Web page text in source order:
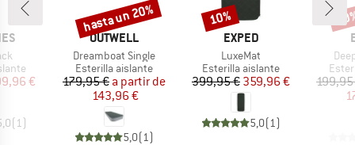
reducido
€
(1)
MARCA
OUTWELL
Artículo
Dreamboat Single
Product group
Esterilla aislante
Precio
179,95 € Precio reducido
a partir de
143,96 €
5,0(1)
Descuento
hasta un 20%
MARCA
EXPED
Artículo
LuxeMat
Product group
Esterilla aislante
Precio
399,95 €Precio reducido
359,96 €
5,0(1)
Descuento
10%